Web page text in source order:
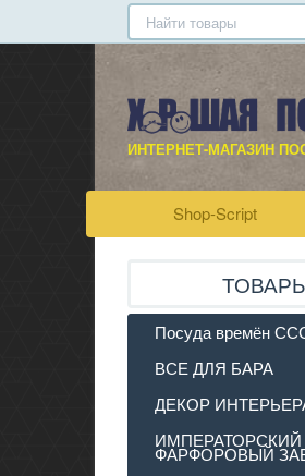
ИНТЕРНЕТ-МАГАЗИН
Shop-Script
Посуда времён
ВСЕ ДЛЯ БАРА
ДЕКОР
ИМПЕРАТОРСКИЙ
ФАРФОРОВЫЙ